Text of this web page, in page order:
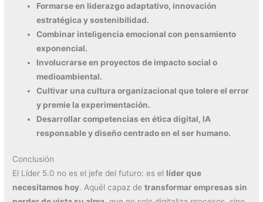
Formarse en liderazgo adaptativo, innovación
estratégica y sostenibilidad.
Combinar inteligencia emocional con pensamiento
exponencial.
Involucrarse en proyectos de impacto social o
medioambiental.
Cultivar una cultura organizacional que tolere el error
y premie la experimentación.
Desarrollar competencias en ética digital, IA
responsable y diseño centrado en el ser humano.
Conclusión
El Líder 5.0 no es el jefe del futuro: es el líder que
necesitamos hoy. Aquél capaz detransformar empresas sin